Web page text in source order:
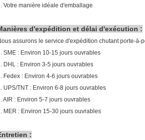
Votre manière idéale d'emballage
d'expédition et délai d'exécution :
assurons le service d'expédition chutant porte-à-
SME : Environ 10-15 jours ouvrables
DHL : Environ 3-5 jours ouvrables
Fedex : Environ 4-6 jours ouvrables
UPS/TNT : Environ 6-8 jours ouvrables
AIR : Environ 5-7 jours ouvrables
MER : Environ 15-30 jours ouvrables
: